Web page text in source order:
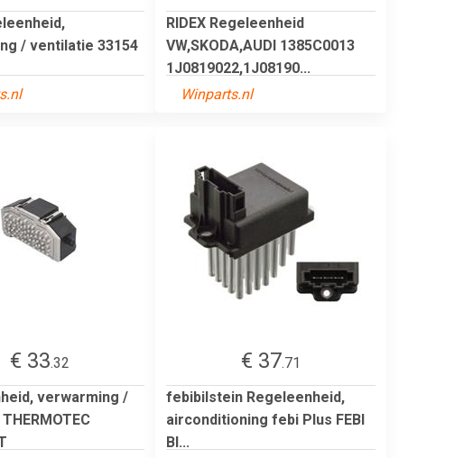
/ ventilatie 33154
RIDEX Regeleenheid
VW,SKODA,AUDI 1385C0013
1J0819022,1J08190...
Winparts.nl
€ 33.32
verwarming /
€ 37.71
febibilstein Regeleenheid,
airconditioning febi Plus FEBI
BI...